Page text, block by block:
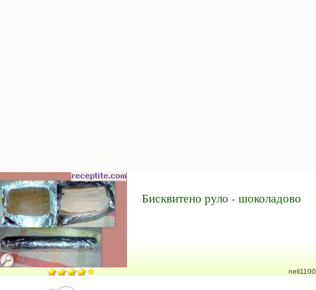
Бисквитено руло - шоколадово
neli1100